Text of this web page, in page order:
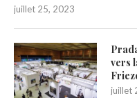
juillet 25, 2023
vers
juillet